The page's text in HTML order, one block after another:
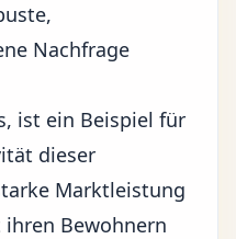
Nachfrage
ist ein Beispiel für
dieser
Marktleistung
Bewohnern